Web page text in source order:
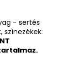
- sertés
színezékek:
tartalmaz.